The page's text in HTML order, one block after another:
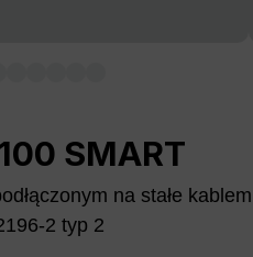
SMART
na stałe kablem
2 typ 2